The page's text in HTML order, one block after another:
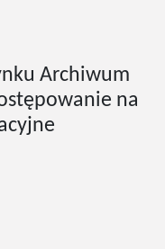
Archiwum
na